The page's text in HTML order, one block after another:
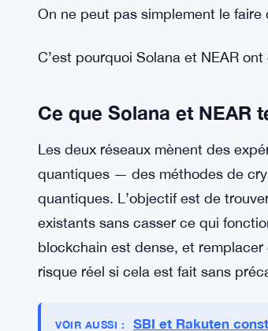
de la crypto. C’est le moment
sait exactement quand le jour Q
quantiques dans un réseau
On ne peut pas simplement le faire
C’est pourquoi Solana et NEAR
Ce que Solana et NEAR
Les deux réseaux mènent des